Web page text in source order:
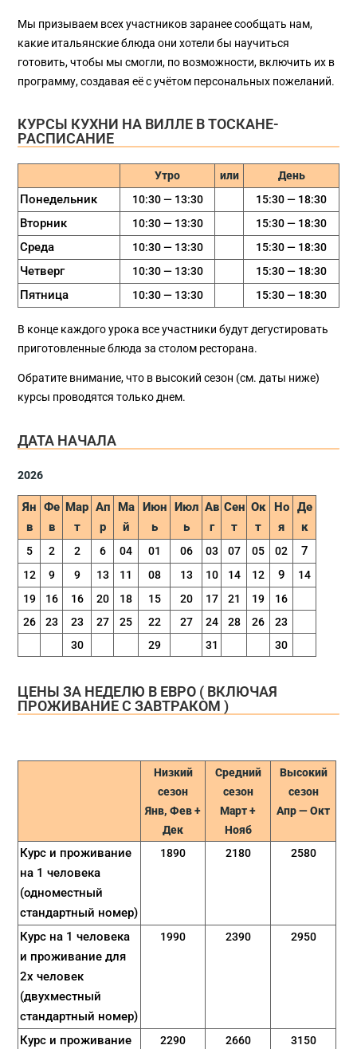
Мы призываем всех участников заранее сообщать нам,
какие итальянские блюда они хотели бы научиться
готовить, чтобы мы смогли, по возможности, включить их в
программу, создавая её с учётом персональных пожеланий.
КУРСЫ КУХНИ НА ВИЛЛЕ В ТОСКАНЕ-
РАСПИСАНИЕ
Утро или День
Понедельник 10:30 — 13:30 15:30 — 18:30
Вторник 10:30 — 13:30 15:30 — 18:30
Среда 10:30 — 13:30 15:30 — 18:30
Четверг 10:30 — 13:30 15:30 — 18:30
Пятница 10:30 — 13:30 15:30 — 18:30
В конце каждого урока все участники будут дегустировать
приготовленные блюда за столом ресторана.
Обратите внимание, что в высокий сезон (см. даты ниже)
курсы проводятся только днем.
ДАТА НАЧАЛА
2026
Ян
в
Фе
в
Maр
т
Aп
р
Ma
й
Июн
ь
Июл
ь
Aв
г
Сен
т
Oк
т
Но
я
Де
к
5 2 2 6 04 01 06 03 07 05 02 7
12 9 9 13 11 08 13 10 14 12 9
14
19
16 16 20 18 15 20 17 21 19
16
26
23 23 27 25 22 27 24 28 26
23
30
29 31 30
ЦЕНЫ ЗА НЕДЕЛЮ В ЕВРО ( ВКЛЮЧАЯ
ПРОЖИВАНИЕ С ЗАВТРАКОМ )
Низкий
сезон
Янв, Фев +
Дек
Средний
сезон
Maрт +
Нояб
Высокий
сезон
Aпр — Oкт
Курс и проживание
на 1 человека
(одноместный
стандартный номер)
1890 2180 2580
Курс на 1 человека
и проживание для
2х человек
(двухместный
стандартный номер)
1990 2390 2950
Курс и проживание 2290 2660 3150